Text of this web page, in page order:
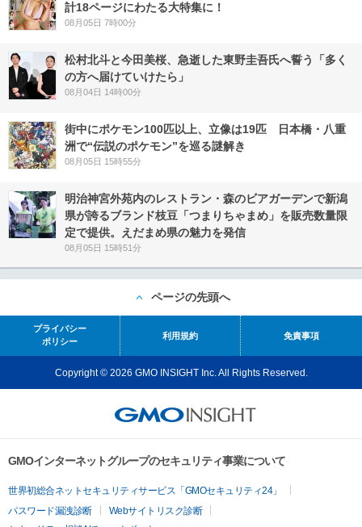
計18ページにわたる大特集に！
08月05日 7時00分
松村北斗と今田美桜、急逝した東野圭吾氏へ誓う「多く
の方へ届けていけたら」
08月04日 14時00分
街中にポケモン100匹以上、立像は19匹 日本橋・八重
洲で“伝説のポケモン”を巡る謎解き
08月05日 15時55分
明治神宮外苑内のレストラン・森のビアガーデンで新潟
県が誇るブランド枝豆「つまりちゃまめ」を販売数量限
定で提供。えだまめ県の魅力を発信
08月05日 15時51分
ページの先頭へ
プライバシー
ポリシー
利用規約 免責事項
Copyright © 2026 GMO INSIGHT Inc. All Rights Reserved.
GMOインターネットグループのセキュリティ事業について
世界初総合ネットセキュリティサービス「GMOセキュリティ24」
パスワード漏洩診断
Webサイトリスク診断